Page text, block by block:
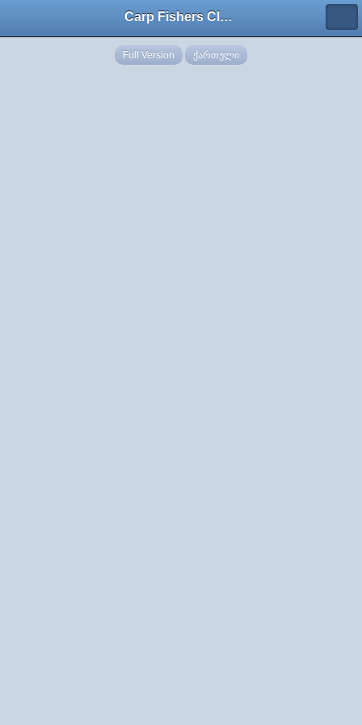
Carp Fishers Club Georgia
Full Version ქართული